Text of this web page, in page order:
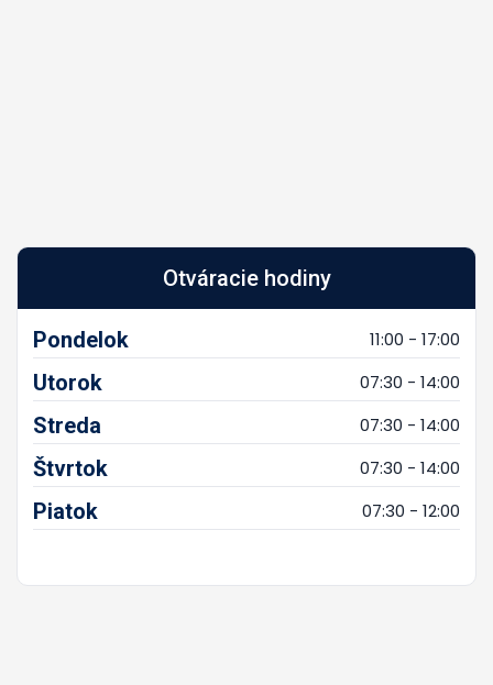
Otváracie hodiny
Pondelok 11:00 - 17:00
Utorok 07:30 - 14:00
Streda 07:30 - 14:00
Štvrtok 07:30 - 14:00
Piatok 07:30 - 12:00